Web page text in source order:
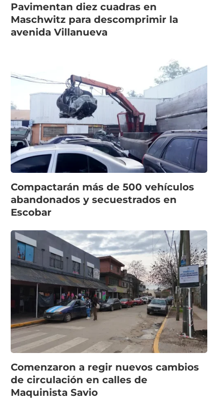
Pavimentan diez cuadras en
Maschwitz para descomprimir la
avenida Villanueva
Compactarán más de 500 vehículos
abandonados y secuestrados en
Escobar
Comenzaron a regir nuevos cambios
de circulación en calles de
Maquinista Savio